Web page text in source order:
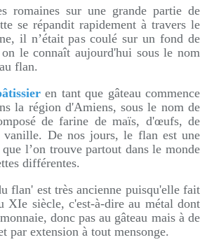
romaines sur une grande partie de
se répandit rapidement à travers le
il n’était pas coulé sur un fond de
le connaît aujourd'hui sous le nom
flan.
en tant que gâteau commence
la région d'Amiens, sous le nom de
de farine de maïs, d'œufs, de
De nos jours, le flan est une
l’on trouve partout dans le monde
différentes.
flan' est très ancienne puisqu'elle fait
XIe siècle, c'est-à-dire au métal dont
donc pas au gâteau mais à de
par extension à tout mensonge.